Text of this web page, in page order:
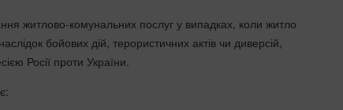
житлово-комунальних послуг у випадках, коли житло
бойових дій, терористичних актів чи диверсій,
Росії проти України.